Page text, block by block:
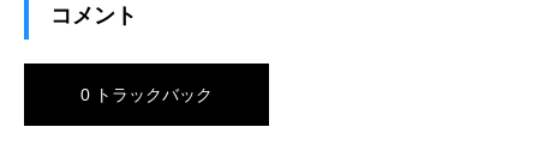
コメント
0 トラックバック